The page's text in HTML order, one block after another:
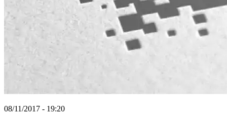
08/11/2017 - 19:20